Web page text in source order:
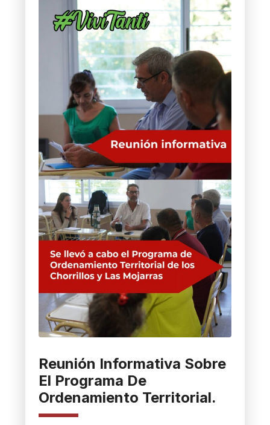
Reunión Informativa Sobre
El Programa De
Ordenamiento Territorial.